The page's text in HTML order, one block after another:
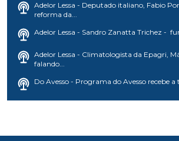
Adelor Lessa - Deputado italiano, Fabio
reforma da...
Adelor Lessa - Sandro Zanatta Trichez -
Adelor Lessa - Climatologista da Epagri,
falando...
Do Avesso - Programa do Avesso recebe a